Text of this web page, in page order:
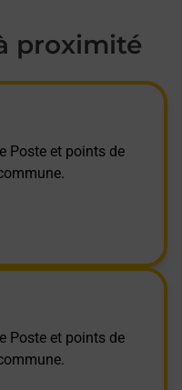
proximité
Poste et points de
Poste et points de